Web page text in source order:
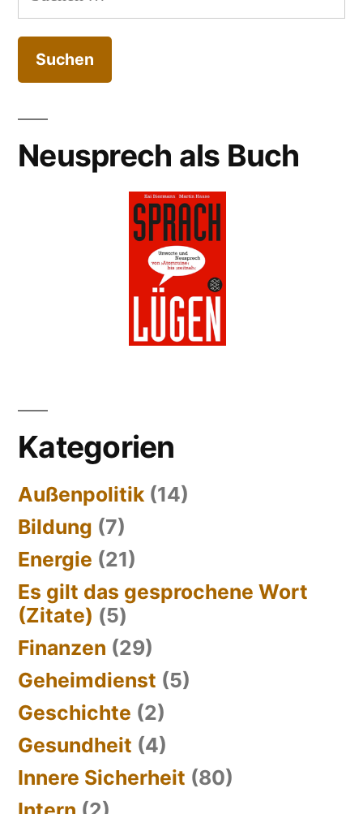
nach:
Neusprech als Buch
Kategorien
Außenpolitik (14)
Bildung (7)
Energie (21)
Es gilt das gesprochene Wort
(Zitate) (5)
Finanzen (29)
Geheimdienst (5)
Geschichte (2)
Gesundheit (4)
Innere Sicherheit (80)